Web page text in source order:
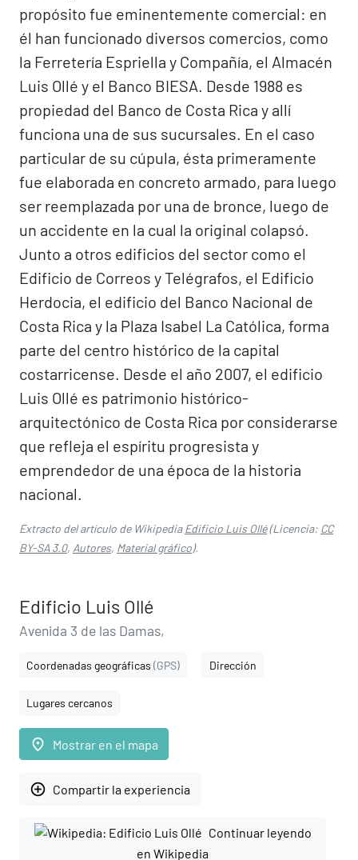
propósito fue eminentemente comercial: en
él han funcionado diversos comercios, como
la Ferretería Espriella y Compañía, el Almacén
Luis Ollé y el Banco BIESA. Desde 1988 es
propiedad del Banco de Costa Rica y allí
funciona una de sus sucursales. En el caso
particular de su cúpula, ésta primeramente
fue elaborada en concreto armado, para luego
ser reemplazada por una de bronce, luego de
un accidente en la cual la original colapsó.
Junto a otros edificios del sector como el
Edificio de Correos y Telégrafos, el Edificio
Herdocia, el edificio del Banco Nacional de
Costa Rica y la Plaza Isabel La Católica, forma
parte del centro histórico de la capital
costarricense. Desde el año 2007, el edificio
Luis Ollé es patrimonio histórico-
arquitectónico de Costa Rica por considerarse
que refleja el espíritu progresista y
emprendedor de una época de la historia
nacional.
Extracto del artículo de WikipediaEdificio Luis Ollé(Licencia: CC
BY-SA 3.0, Autores, Material gráfico).
Edificio Luis Ollé
Avenida 3 de las Damas,
Coordenadas geográficas (GPS) Dirección
Lugares cercanos
place Mostrar en el mapa
add_circle_outline Compartir la experiencia
Continuar leyendo
en Wikipedia